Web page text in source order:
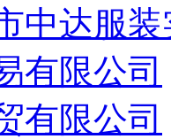
中达服
有限公司
有限公司